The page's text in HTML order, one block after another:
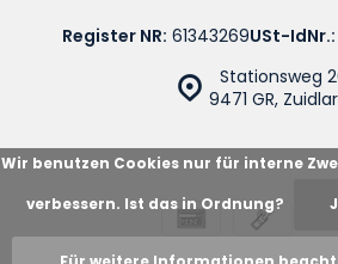
Stationsweg
9471 GR,
Register NR: 61343269USt-IdNr.:
© Cotton Blues
Wir benutzen Cookies nur für interne
verbessern. Ist das in Ordnung?